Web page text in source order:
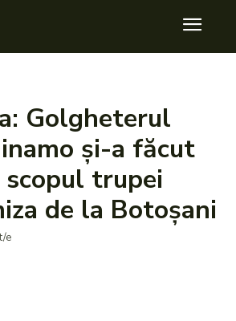
Golgheterul
și-a făcut
trupei
de la Botoșani
e